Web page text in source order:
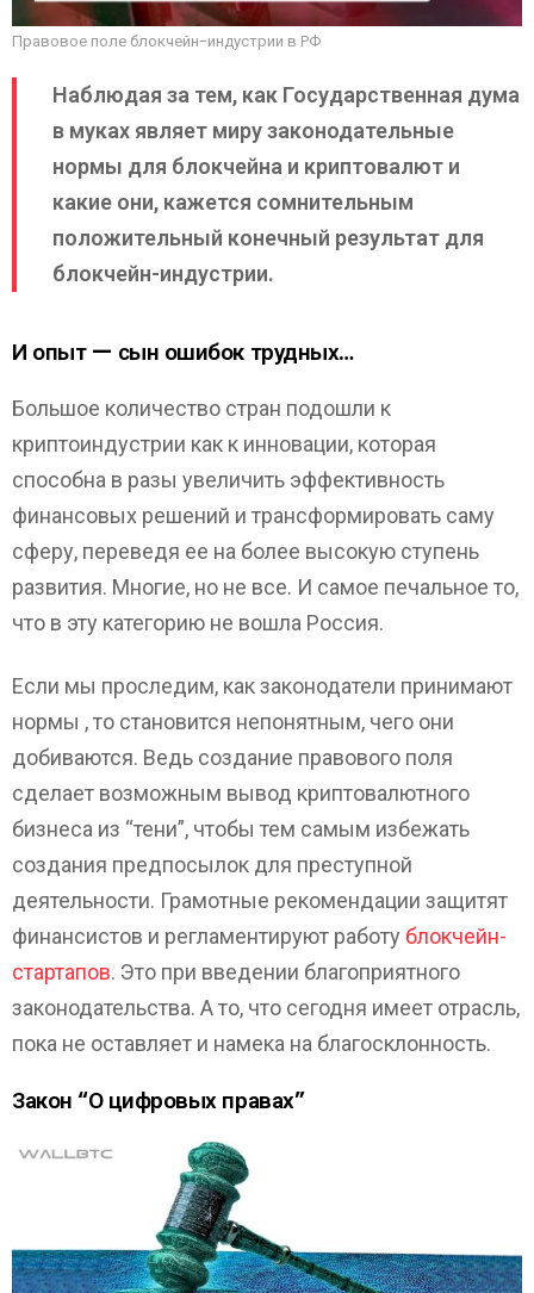
Правовое поле блокчейн-индустрии в РФ
Наблюдая за тем, как Государственная дума
в муках являет миру законодательные
нормы для блокчейна и криптовалют и
какие они, кажется сомнительным
положительный конечный результат для
блокчейн-индустрии.
И опыт — сын ошибок трудных…
Большое количество стран подошли к
криптоиндустрии как к инновации, которая
способна в разы увеличить эффективность
финансовых решений и трансформировать саму
сферу, переведя ее на более высокую ступень
развития. Многие, но не все. И самое печальное то,
что в эту категорию не вошла Россия.
Если мы проследим, как законодатели принимают
нормы , то становится непонятным, чего они
добиваются. Ведь создание правового поля
сделает возможным вывод криптовалютного
бизнеса из “тени”, чтобы тем самым избежать
создания предпосылок для преступной
деятельности. Грамотные рекомендации защитят
финансистов и регламентируют работу блокчейн-
стартапов. Это при введении благоприятного
законодательства. А то, что сегодня имеет отрасль,
пока не оставляет и намека на благосклонность.
Закон “О цифровых правах”